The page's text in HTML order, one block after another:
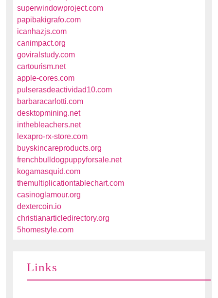
superwindowproject.com
papibakigrafo.com
icanhazjs.com
canimpact.org
goviralstudy.com
cartourism.net
apple-cores.com
pulserasdeactividad10.com
barbaracarlotti.com
desktopmining.net
inthebleachers.net
lexapro-rx-store.com
buyskincareproducts.org
frenchbulldogpuppyforsale.net
kogamasquid.com
themultiplicationtablechart.com
casinoglamour.org
dextercoin.io
christianarticledirectory.org
5homestyle.com
Links